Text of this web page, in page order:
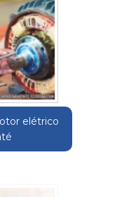
elétrico